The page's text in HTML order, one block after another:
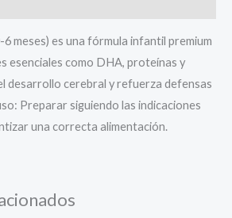
meses) es una fórmula infantil premium
esenciales como DHA, proteínas y
desarrollo cerebral y refuerza defensas
Preparar siguiendo las indicaciones
una correcta alimentación.